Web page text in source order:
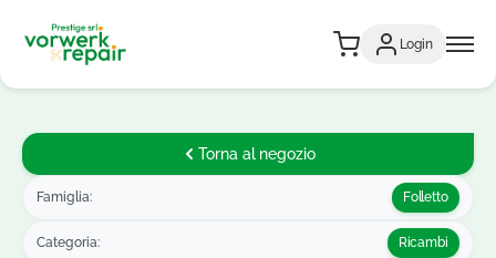
Login
Torna al negozio
Famiglia: Folletto
Categoria: Ricambi